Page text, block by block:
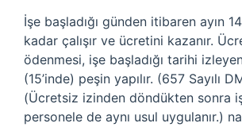
İşe başladığı günden itibaren ayın
kadar çalışır ve ücretini kazanır.
ödenmesi, işe başladığı tarihi
(15’inde) peşin yapılır. (657 Sayılı
(Ücretsiz izinden döndükten sonra
personele de aynı usul uygulanır.)